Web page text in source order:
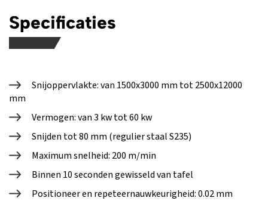
Specificaties
Snijoppervlakte: van 1500x3000 mm tot 2500x12000
mm
Vermogen: van 3 kw tot 60 kw
Snijden tot 80 mm (regulier staal S235)
Maximum snelheid: 200 m/min
Binnen 10 seconden gewisseld van tafel
Positioneer en repeteernauwkeurigheid: 0.02 mm